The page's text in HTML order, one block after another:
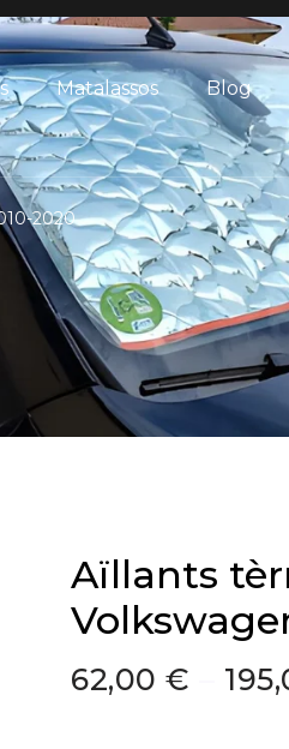
Matalassos Blog
2020
Aïllants
62,00 €